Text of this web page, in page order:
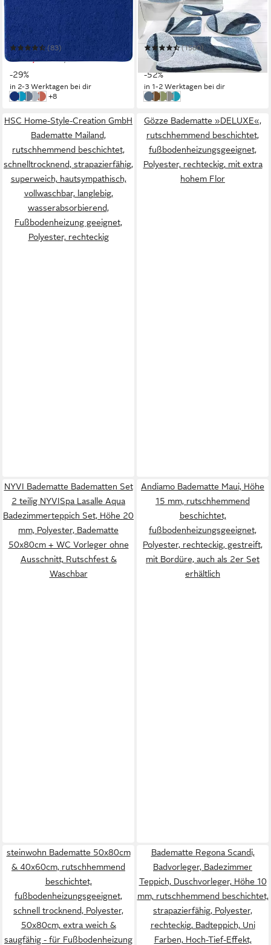
Badematte Badematte
"Rhodos"
Mehrere Größen
(83)
ab 23,95 € 33,95 €
-29%
in 2-3 Werktagen bei dir
royalblau
türkis
blausilber
terraweitere Farben:
+8
Badematte Magnus,
Badvorleger, Badezimmer
Teppich
Mehrere Größen
(1580)
ab 13,49 € UVP27,99 €
-52%
in 1-2 Werktagen bei dir
dunkelblau
braun
grüngrau
blau
HSC Home-Style-Creation GmbH
Badematte Mailand,
rutschhemmend beschichtet,
schnelltrocknend, strapazierfähig,
superweich, hautsympathisch,
vollwaschbar, langlebig,
wasserabsorbierend,
Fußbodenheizung geeignet,
Polyester, rechteckig
Gözze Badematte »DELUXE«,
rutschhemmend beschichtet,
fußbodenheizungsgeeignet,
Polyester, rechteckig, mit extra
hohem Flor
NYVI Badematte Badematten Set
2 teilig NYVISpa Lasalle Aqua
Badezimmerteppich Set, Höhe 20
mm, Polyester, Badematte
50x80cm + WC Vorleger ohne
Ausschnitt, Rutschfest &
Waschbar
Andiamo Badematte Maui, Höhe
15 mm, rutschhemmend
beschichtet,
fußbodenheizungsgeeignet,
Polyester, rechteckig, gestreift,
mit Bordüre, auch als 2er Set
erhältlich
steinwohn Badematte 50x80cm
& 40x60cm, rutschhemmend
beschichtet,
fußbodenheizungsgeeignet,
schnell trocknend, Polyester,
50x80cm, extra weich &
saugfähig - für Fußbodenheizung
Badematte Regona Scandi,
Badvorleger, Badezimmer
Teppich, Duschvorleger, Höhe 10
mm, rutschhemmend beschichtet,
strapazierfähig, Polyester,
rechteckig, Badteppich, Uni
Farben, Hoch-Tief-Effekt,